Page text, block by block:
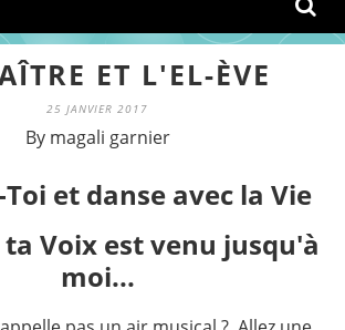
ET L'EL-ÈVE
25 JANVIER 2017
By magali garnier
Toi et danse avec la Vie
ta Voix est venu jusqu'à
moi...